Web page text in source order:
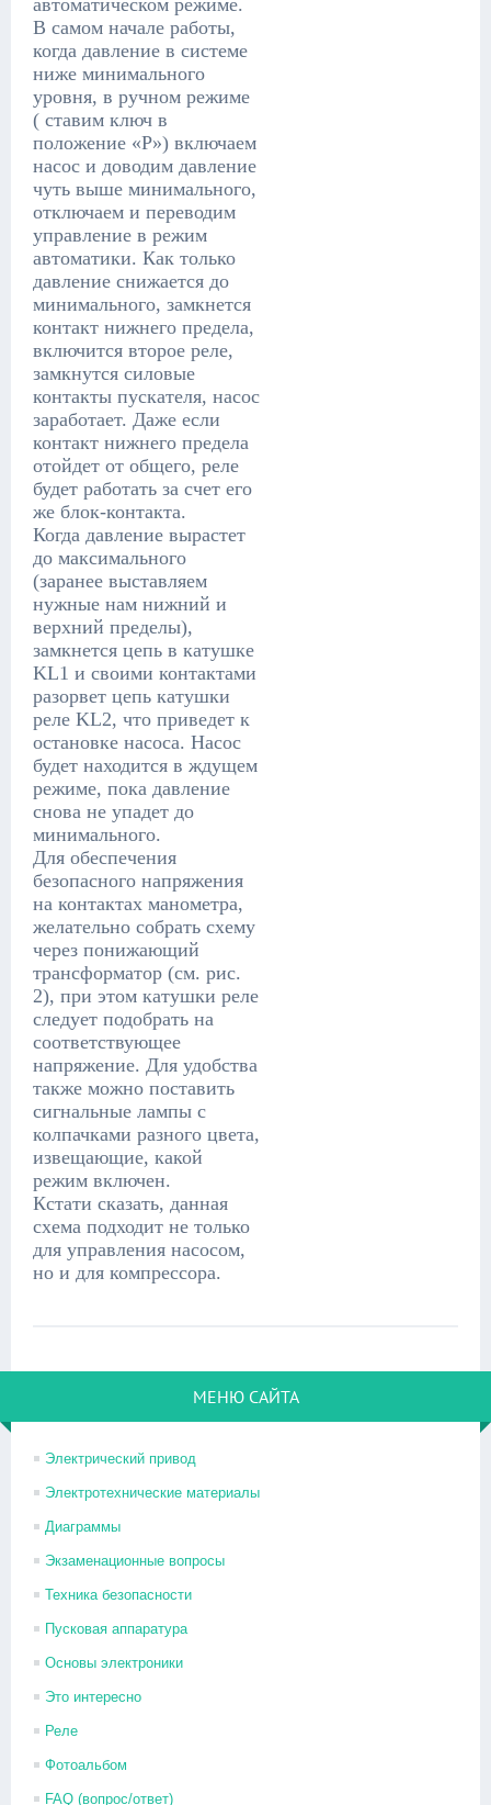
автоматическом режиме.
В самом начале работы,
когда давление в системе
ниже минимального
уровня, в ручном режиме
( ставим ключ в
положение «Р») включаем
насос и доводим давление
чуть выше минимального,
отключаем и переводим
управление в режим
автоматики. Как только
давление снижается до
минимального, замкнется
контакт нижнего предела,
включится второе реле,
замкнутся силовые
контакты пускателя, насос
заработает. Даже если
контакт нижнего предела
отойдет от общего, реле
будет работать за счет его
же блок-контакта.
Когда давление вырастет
до максимального
(заранее выставляем
нужные нам нижний и
верхний пределы),
замкнется цепь в катушке
KL1 и своими контактами
разорвет цепь катушки
реле KL2, что приведет к
остановке насоса. Насос
будет находится в ждущем
режиме, пока давление
снова не упадет до
минимального.
Для обеспечения
безопасного напряжения
на контактах манометра,
желательно собрать схему
через понижающий
трансформатор (см. рис.
2), при этом катушки реле
следует подобрать на
соответствующее
напряжение. Для удобства
также можно поставить
сигнальные лампы с
колпачками разного цвета,
извещающие, какой
режим включен.
Кстати сказать, данная
схема подходит не только
для управления насосом,
но и для компрессора.
МЕНЮ САЙТА
Электрический привод
Электротехнические материалы
Диаграммы
Экзаменационные вопросы
Техника безопасности
Пусковая аппаратура
Основы электроники
Это интересно
Реле
Фотоальбом
FAQ (вопрос/ответ)